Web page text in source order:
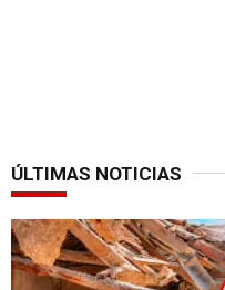
ÚLTIMAS NOTICIAS